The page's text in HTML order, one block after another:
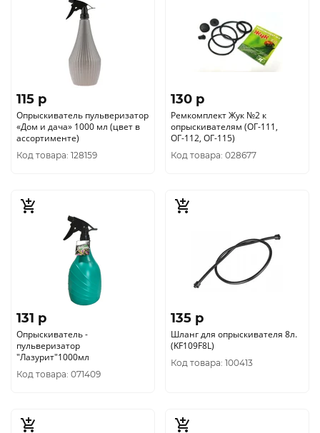
115 p
Опрыскиватель пульверизатор
«Дом и дача» 1000 мл (цвет в
ассортименте)
Код товара: 128159
130 p
Ремкомплект Жук №2 к
опрыскивателям (ОГ-111,
ОГ-112, ОГ-115)
Код товара: 028677
131 p
Опрыскиватель -
пульверизатор
"Лазурит"1000мл
Код товара: 071409
135 p
Шланг для опрыскивателя 8л.
(KF109F8L)
Код товара: 100413